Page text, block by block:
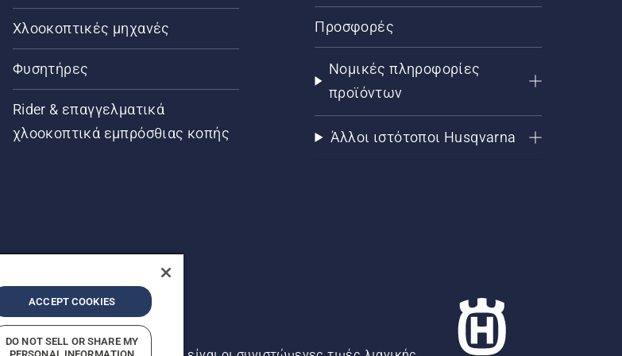
Χλοοκοπτικές μηχανές
Φυσητήρες
Rider & επαγγελματικά
χλοοκοπτικά εμπρόσθιας κοπής
Προσφορές
Νομικές πληροφορίες
προϊόντων
Άλλοι ιστότοποι Husqvarna
ACCEPT COOKIES
DO NOT SELL OR SHARE MY